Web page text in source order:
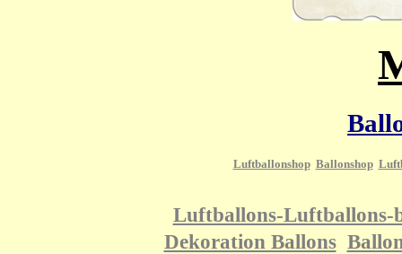
Luftballonshop Ballonshop
Luftballons-Luftballons-
Dekoration Ballons